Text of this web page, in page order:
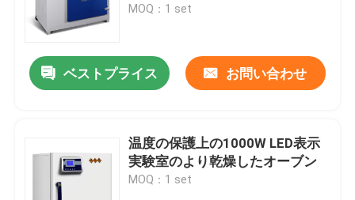
MOQ：1 set
ベストプライス お問い合わせ
温度の保護上の1000W LED表示
実験室のより乾燥したオーブン
MOQ：1 set